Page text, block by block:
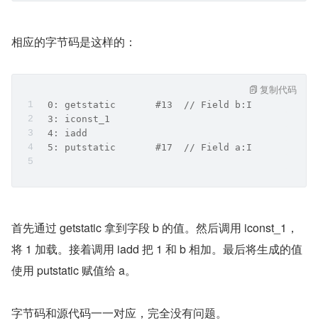
相应的字节码是这样的：
0: getstatic       #13  // Field b:I
3: iconst_1
4: iadd
5: putstatic       #17  // Field a:I
复制代码
首先通过 getstatic 拿到字段 b 的值。然后调用 iconst_1，
将 1 加载。接着调用 iadd 把 1 和 b 相加。最后将生成的值
使用 putstatic 赋值给 a。
字节码和源代码一一对应，完全没有问题。